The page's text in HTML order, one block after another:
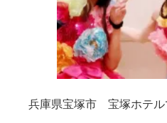
兵庫県宝塚市 宝塚ホテル